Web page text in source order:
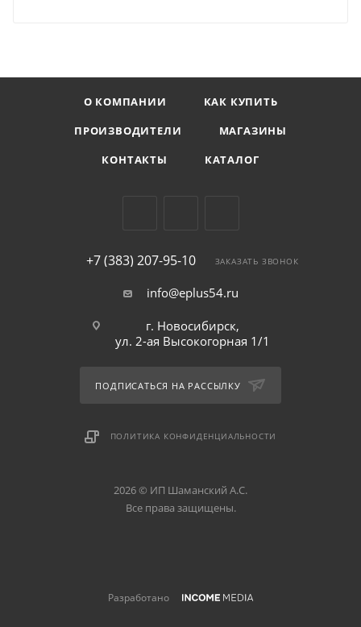
О КОМПАНИИ
КАК КУПИТЬ
ПРОИЗВОДИТЕЛИ
МАГАЗИНЫ
КОНТАКТЫ
КАТАЛОГ
+7 (383) 207-95-10 ЗАКАЗАТЬ ЗВОНОК
info@eplus54.ru
г. Новосибирск,
ул. 2-ая Высокогорная 1/1
ПОДПИСАТЬСЯ НА РАССЫЛКУ
ПОЛИТИКА КОНФИДЕНЦИАЛЬНОСТИ
2026 © ИП Шаманский А.С.
Все права защищены.
Разработано